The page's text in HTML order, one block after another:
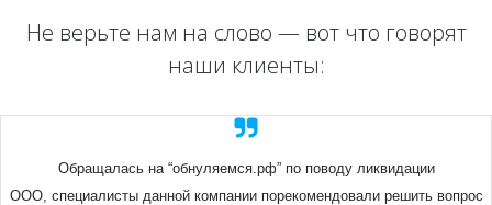
Не верьте нам на слово — вот что говорят
наши клиенты:
Обращалась на “обнуляемся.рф” по поводу ликвидации
ООО, специалисты данной компании порекомендовали решить вопрос